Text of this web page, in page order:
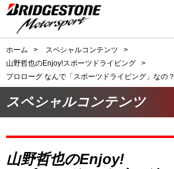
ホーム > スペシャルコンテンツ
>
山野哲也のEnjoy!スポーツドライビング
>
プロローグ なんで「スポーツドライビング」なの？
スペシャルコンテンツ
山野哲也のEnjoy!